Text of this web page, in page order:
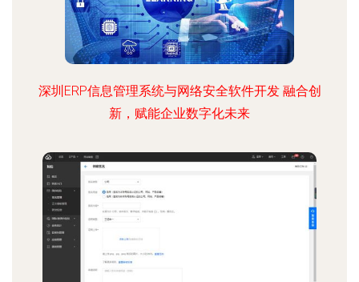
深圳ERP信息管理系统与网络安全软件开发 融合创
新，赋能企业数字化未来